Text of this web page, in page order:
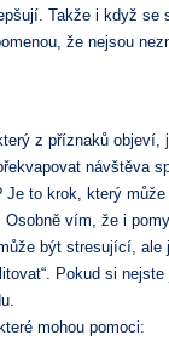
Takže i když se
že nejsou
z příznaků objeví,
návštěva
Je to krok, který
vím, že i
být stresující, ale
Pokud si
mohou pomoci: